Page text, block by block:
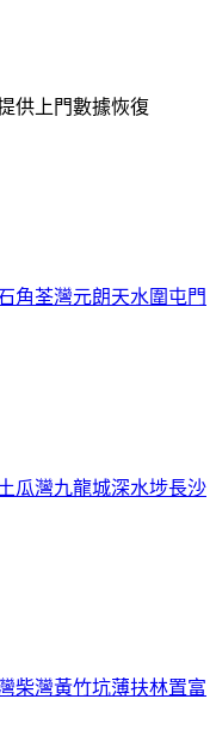
供上門數據恢復
角荃灣元朗天水圍 屯門
瓜灣九龍城深水埗長沙
柴灣黃竹坑薄扶林置富